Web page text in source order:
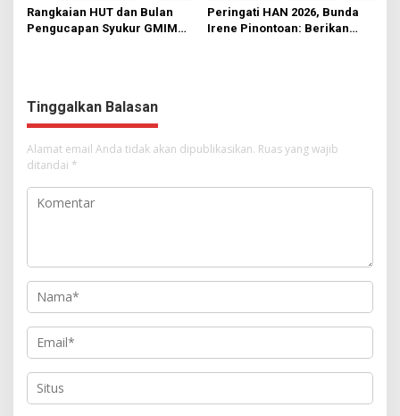
Rangkaian HUT dan Bulan
Pengucapan Syukur GMIM
Peringati HAN 2026, Bunda
Irene Pinontoan: Berikan
Tinggalkan Balasan
Alamat email Anda tidak akan dipublikasikan. Ruas yang wajib
ditandai *